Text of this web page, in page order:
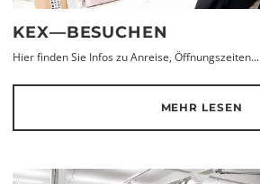
KEX—BESUCHEN
Hier finden Sie Infos zu Anreise, Öffnungszeiten...
MEHR LESEN